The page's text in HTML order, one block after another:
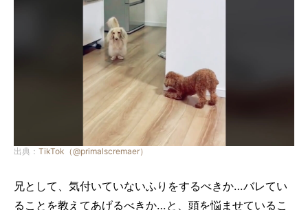
出典： TikTok（@primalscremaer）
兄として、気付いていないふりをするべきか…バレてい
ることを教えてあげるべきか…と、頭を悩ませているこ